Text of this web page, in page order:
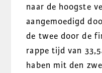
naar de hoogste
aangemoedigd
de twee door de
rappe tijd van
haben mit den